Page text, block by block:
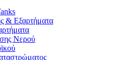
& Εξαρτήματα
Νερού